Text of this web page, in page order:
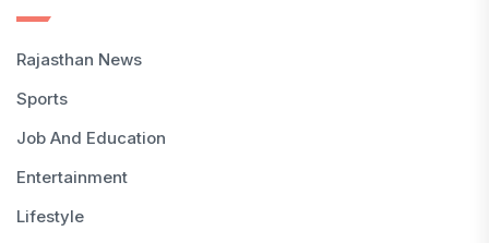
Rajasthan News
Sports
Job And Education
Entertainment
Lifestyle